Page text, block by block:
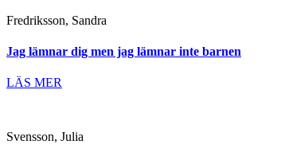
Fredriksson, Sandra
Jag lämnar dig men jag lämnar inte barnen
LÄS MER
Svensson, Julia